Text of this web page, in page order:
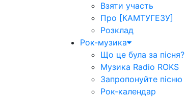
Взяти участь
Про [КАМТУГЕЗУ]
Розклад
Рок-музика
Що це була за пісня?
Музика Radio ROKS
Запропонуйте пісню
Рок-календар